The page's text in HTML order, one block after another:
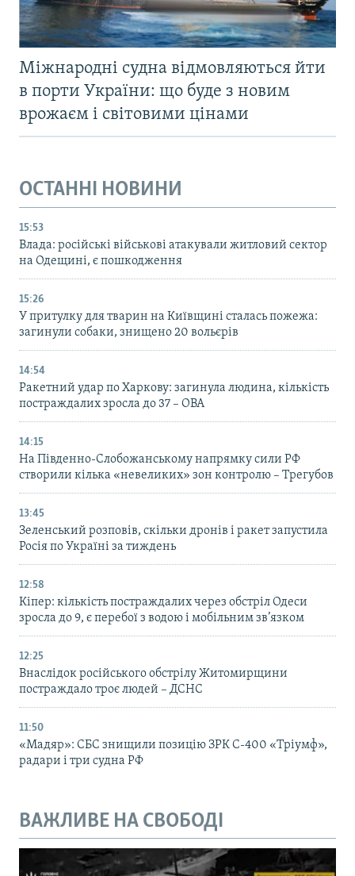
Міжнародні судна відмовляються йти
в порти України: що буде з новим
врожаєм і світовими цінами
ОСТАННІ НОВИНИ
15:53
Влада: російські військові атакували житловий сектор
на Одещині, є пошкодження
15:26
У притулку для тварин на Київщині сталась пожежа:
загинули собаки, знищено 20 вольєрів
14:54
Ракетний удар по Харкову: загинула людина, кількість
постраждалих зросла до 37 – ОВА
14:15
На Південно-Слобожанському напрямку сили РФ
створили кілька «невеликих» зон контролю – Трегубов
13:45
Зеленський розповів, скільки дронів і ракет запустила
Росія по Україні за тиждень
12:58
Кіпер: кількість постраждалих через обстріл Одеси
зросла до 9, є перебої з водою і мобільним зв’язком
12:25
Внаслідок російського обстрілу Житомирщини
постраждало троє людей – ДСНС
11:50
«Мадяр»: СБС знищили позицію ЗРК С-400 «Тріумф»,
радари і три судна РФ
ВАЖЛИВЕ НА СВОБОДІ